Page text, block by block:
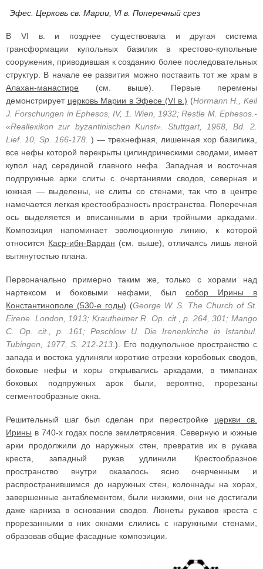
Эфес. Церковь св. Марии, VI в. Поперечный срез
В VI в. и позднее существовала и другая система
трансформации купольных базилик в крестово-купольные
сооружения, приводившая к созданию более последовательных
структур. В начале ее развития можно поставить тот же храм в
Алахан-манастире (см. выше). Первые перемены
демонстрирует церковь Марии в Эфесе (VI в.) (Hormann H., Keil
J. Forschungen in Ephesos, IV, 1. Wien, 1932; Restle M. Ephesos.-
«Reallexikon zur byzantinischen Kunst». Stuttgart, 1968, Bd. 2.
Lief. 10, Sp. 166-178. ) — трехнефная, лишенная хор базилика,
все нефы которой перекрыты цилиндрическими сводами, имеет
купол над серединой главного нефа. Западная и восточная
подпружные арки слиты с очертаниями сводов, северная и
южная — выделены, не слиты со стенами, так что в центре
намечается легкая крестообразность пространства. Поперечная
ось выделяется и вписанными в арки тройными аркадами.
Композиция напоминает эволюционную линию, к которой
относится Каср-ибн-Вардан (см. выше), отличаясь лишь явной
вытянутостью плана.
Первоначально примерно таким же, только с хорами над
нартексом и боковыми нефами, был собор Ирины в
Константинополе (530-е годы) (George W. S. The Church of St.
Eirene. London, 1913; Krautheimer R. Op. cit., p. 264, 301; Mango
C. Op. cit., p. 161; Peschlow U. Die Irenenkirche in Istanbul.
Tubingen, 1977, S. 212-213 .). Его подкупольное пространство с
запада и востока удлиняли короткие отрезки коробовых сводов,
боковые нефы и хоры открывались аркадами, в тимпанах
боковых подпружных арок были, вероятно, прорезаны
сегментообразные окна.
Решительный шаг был сделан при перестройке церкви св.
Ирины в 740-х годах после землетрясения. Северную и южные
арки продолжили до наружных стен, превратив их в рукава
креста, западный рукав удлинили. Крестообразное
пространство внутри оказалось ясно очерченным и
распространившимся до наружных стен, колоннады на хорах,
завершенные антаблементом, были низкими, они не достигали
даже карниза в основании сводов. Люнеты рукавов креста с
прорезанными в них окнами слились с наружными стенами,
образовав общие фасадные композиции.